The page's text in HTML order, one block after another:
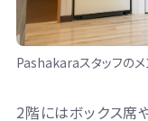
Pashakaraスタッフの
2階にはボックス席